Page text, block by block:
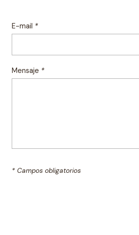
E-mail *
Mensaje *
* Campos obligatorios